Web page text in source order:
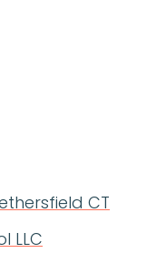
CT
LLC